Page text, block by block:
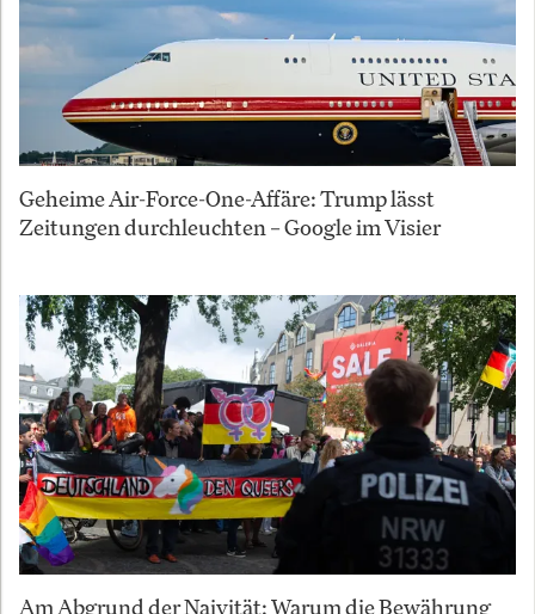
Geheime Air-Force-One-Affäre: Trump lässt
Zeitungen durchleuchten – Google im Visier
Am Abgrund der Naivität: Warum die Bewährung